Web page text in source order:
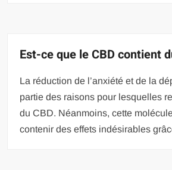
Est-ce que le CBD contient
La réduction de l’anxiété et de la
partie des raisons pour lesquelles
du CBD. Néanmoins, cette
contenir des effets indésirables